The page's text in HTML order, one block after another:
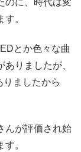
。
とか色々な曲
りましたが、
りましたから
んが評価され始
。